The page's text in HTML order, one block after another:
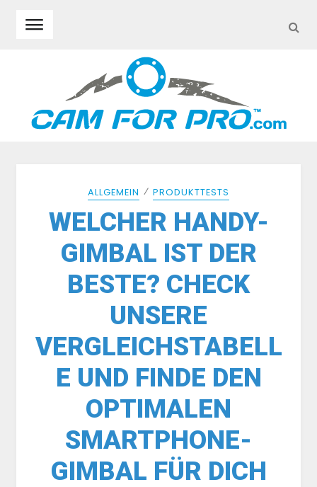
ALLGEMEIN ⁄ PRODUKTTESTS
WELCHER HANDY-
GIMBAL IST DER
BESTE? CHECK
UNSERE
VERGLEICHSTABELL
E UND FINDE DEN
OPTIMALEN
SMARTPHONE-
GIMBAL FÜR DICH